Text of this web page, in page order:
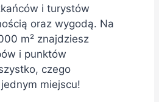
i turystów
oraz wygodą. Na
m² znajdziesz
i punktów
czego
miejscu!